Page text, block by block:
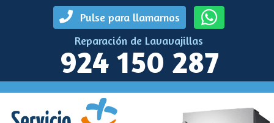
Pulse para llamarnos
Reparación de Lavavajillas
924 150 287